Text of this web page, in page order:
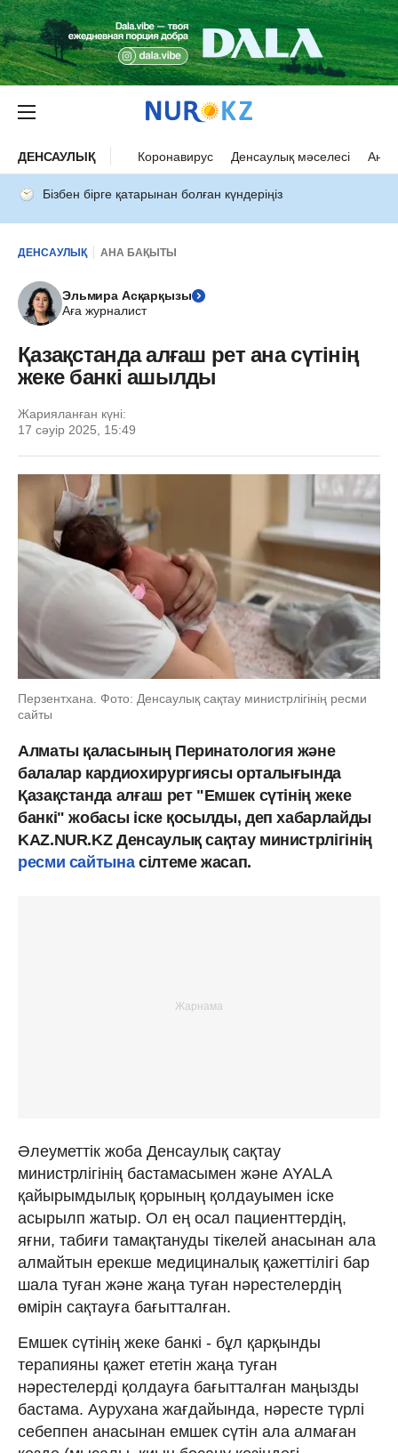
ДЕНСАУЛЫҚ Коронавирус Денсаулық мәселесі Ана
Бізбен бірге қатарынан болған күндеріңіз
ДЕНСАУЛЫҚ АНА БАҚЫТЫ
Эльмира Асқарқызы
Аға журналист
Қазақстанда алғаш рет ана сүтінің
жеке банкі ашылды
Жарияланған күні:
17 сәуір 2025, 15:49
Перзентхана. Фото: Денсаулық сақтау министрлігінің ресми
сайты
Алматы қаласының Перинатология және
балалар кардиохирургиясы орталығында
Қазақстанда алғаш рет "Емшек сүтінің жеке
банкі" жобасы іске қосылды, деп хабарлайды
KAZ.NUR.KZ Денсаулық сақтау министрлігінің
ресми сайтына сілтеме жасап.
Әлеуметтік жоба Денсаулық сақтау
министрлігінің бастамасымен және AYALA
қайырымдылық қорының қолдауымен іске
асырылп жатыр. Ол ең осал пациенттердің,
яғни, табиғи тамақтануды тікелей анасынан ала
алмайтын ерекше медициналық қажеттілігі бар
шала туған және жаңа туған нәрестелердің
өмірін сақтауға бағытталған.
Емшек сүтінің жеке банкі - бұл қарқынды
терапияны қажет ететін жаңа туған
нәрестелерді қолдауға бағытталған маңызды
бастама. Аурухана жағдайында, нәресте түрлі
себеппен анасынан емшек сүтін ала алмаған